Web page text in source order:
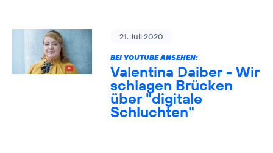
21. Juli 2020
BEI YOUTUBE ANSEHEN:
Valentina Daiber - Wir
schlagen Brücken
über "digitale
Schluchten"